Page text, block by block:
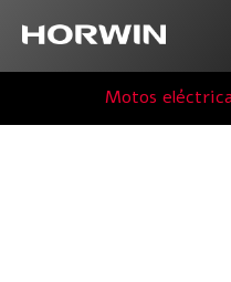
Motos